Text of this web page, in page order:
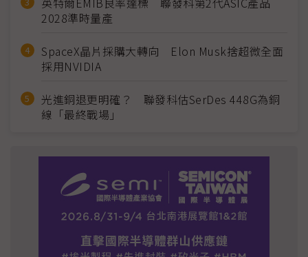
2028準時量產
SpaceX晶片採購大轉向 Elon Musk捨超微全面
採用NVIDIA
光進銅退更明確？ 聯發科估SerDes 448G為銅
線「最終戰場」